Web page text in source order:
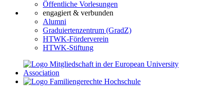
Öffentliche Vorlesungen
engagiert & verbunden
Alumni
Graduiertenzentrum (GradZ)
HTWK-Förderverein
HTWK-Stiftung